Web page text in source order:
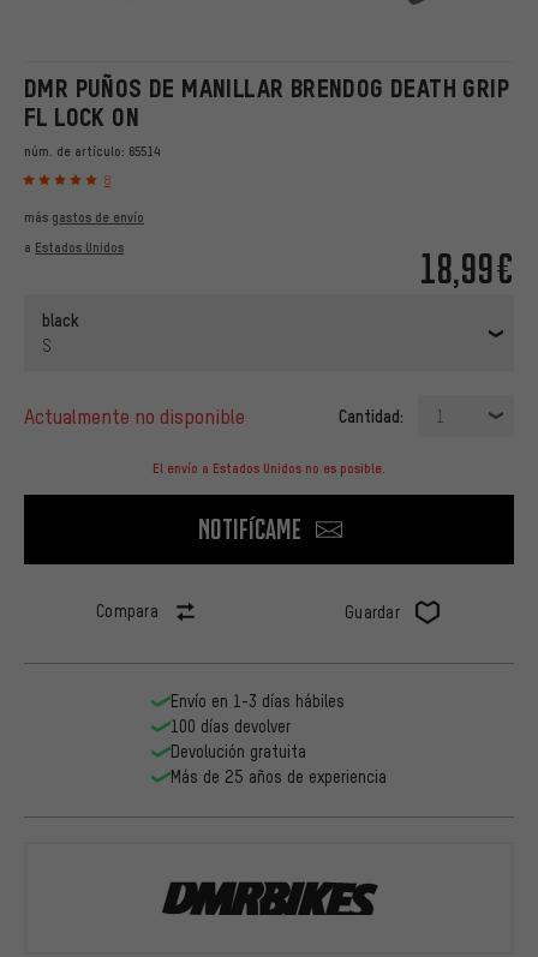
DMR PUÑOS DE MANILLAR BRENDOG DEATH GRIP
FL LOCK ON
núm. de artículo: 65514
8
18,99€
más gastos de envío
a Estados Unidos
black
S
actualmente no disponible Cantidad: 1
El envío a Estados Unidos no es posible.
Notifícame
Compara Guardar
Envío en 1-3 días hábiles
100 días devolver
Devolución gratuita
Más de 25 años de experiencia